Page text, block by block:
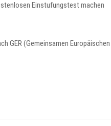
Einstufungstest machen
GER (Gemeinsamen Europäischen